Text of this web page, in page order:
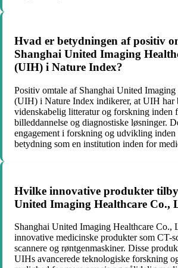
Hvad er betydningen af ​​positiv
Shanghai United Imaging
(UIH) i Nature Index?
Positiv omtale af Shanghai United
(UIH) i Nature Index indikerer, at UIH har
videnskabelig litteratur og forskning inden
billeddannelse og diagnostiske løsninger.
engagement i forskning og udvikling inden
betydning som en institution inden for
Hvilke innovative produkter
United Imaging Healthcare Co.,
Shanghai United Imaging Healthcare
innovative medicinske produkter som CT-
scannere og røntgenmaskiner. Disse
UIHs avancerede teknologiske forskning